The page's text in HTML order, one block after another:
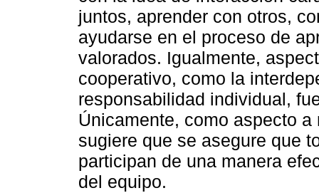
juntos, aprender con otros,
ayudarse en el proceso de
valorados. Igualmente,
cooperativo, como la
responsabilidad individual,
Únicamente, como aspecto
sugiere que se asegure que
participan de una manera
del equipo.